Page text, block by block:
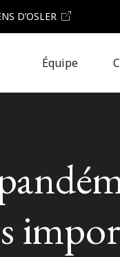
D’OSLER
Équipe